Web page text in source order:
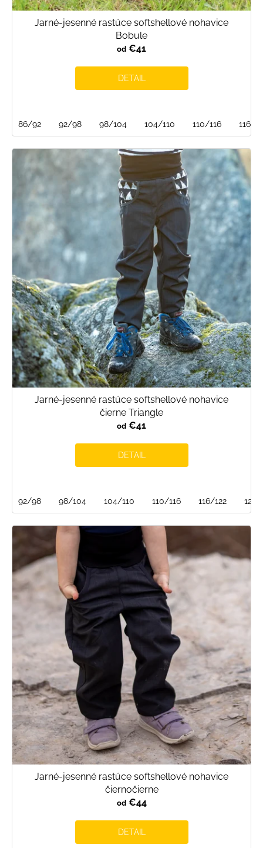
Jarné-jesenné rastúce softshellové nohavice
Bobule
od €41
DETAIL
86/92 92/98 98/104 104/110 110/116 116/
Jarné-jesenné rastúce softshellové nohavice
čierne Triangle
od €41
DETAIL
92/98 98/104 104/110 110/116 116/122 122/
Jarné-jesenné rastúce softshellové nohavice
čiernočierne
od€44
DETAIL